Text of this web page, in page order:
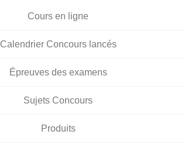
Cours en ligne
Calendrier Concours lancés
Épreuves des examens
Sujets Concours
Produits